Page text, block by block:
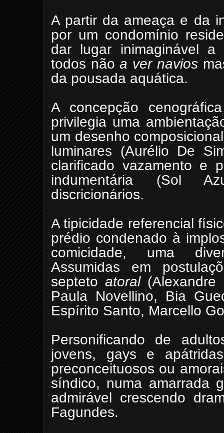
A partir da ameaça e da
por um condomínio
dar lugar inimaginável a
todos nãoa ver navios
da pousada aquática.
A concepção
privilegia uma
um desenho
luminares (Aurélio De
clarificado vazamento e
indumentária (Sol
discricionários.
A tipicidade referencial
prédio condenado à
comicidade, uma
Assumidas em
septeto atoral (Alexandre
Paula Novellino, Bia
Espírito Santo, Marcello
Personificando de
jovens, gays e
preconceituosos ou
síndico, numa amarrada
admirável crescendo
Fagundes.